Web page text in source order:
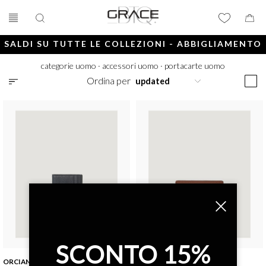
SALDI SU TUTTE LE COLLEZIONI - ABBIGLIAMENTO
E ACCESSORI
categorie uomo · accessori uomo · portacarte uomo
Ordina per
ORCIANI ORCIANI
SCONTO 15%